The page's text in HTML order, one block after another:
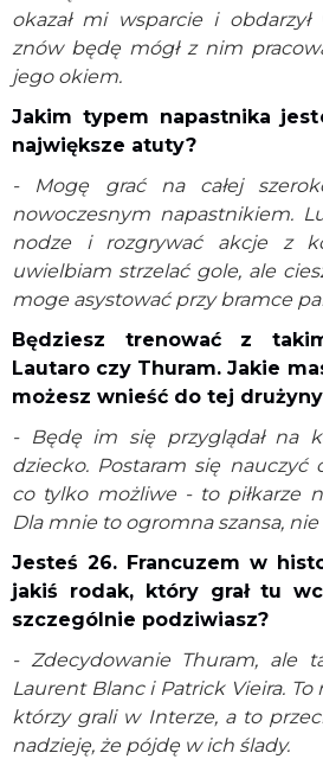
okazał mi wsparcie i obdarzył
znów będę mógł z nim
jego okiem.
Jakim typem napastnika
największe atuty?
- Mogę grać na całej
nowoczesnym napastnikiem.
nodze i rozgrywać akcje z
uwielbiam strzelać gole, ale
moge asystować przy bramce
Będziesz trenować z
Lautaro czy Thuram. Jakie
możesz wnieść do tej
- Będę im się przyglądał na
dziecko. Postaram się nauczyć
co tylko możliwe - to piłkarze
Dla mnie to ogromna szansa,
Jesteś 26. Francuzem w
jakiś rodak, który grał tu
szczególnie podziwiasz?
- Zdecydowanie Thuram, ale
Laurent Blanc i Patrick Vieira. To
którzy grali w Interze, a to
nadzieję, że pójdę w ich ślady.